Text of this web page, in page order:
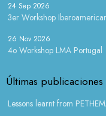
24 Sep 2026
3er Workshop
26 Nov 2026
4o Workshop LMA Portugal
Últimas publicaciones
Lessons learnt from